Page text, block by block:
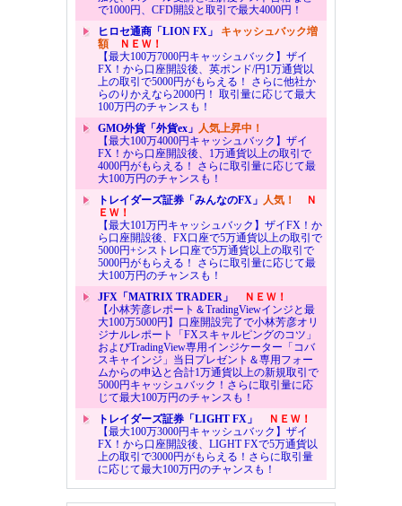
で1000円、CFD開設と取引で最大4000円！
ヒロセ通商「LION FX」 キャッシュバック増
額ＮＥＷ！
【最大100万7000円キャッシュバック】ザイ
FX！から口座開設後、英ポンド/円1万通貨以
上の取引で5000円がもらえる！ さらに他社か
らのりかえなら2000円！ 取引量に応じて最大
100万円のチャンスも！
GMO外貨「外貨ex」 人気上昇中！
【最大100万4000円キャッシュバック】ザイ
FX！から口座開設後、1万通貨以上の取引で
4000円がもらえる！ さらに取引量に応じて最
大100万円のチャンスも！
トレイダーズ証券「みんなのFX」 人気！
Ｎ
ＥＷ！
【最大101万円キャッシュバック】ザイFX！か
ら口座開設後、FX口座で5万通貨以上の取引で
5000円+シストレ口座で5万通貨以上の取引で
5000円がもらえる！ さらに取引量に応じて最
大100万円のチャンスも！
JFX「MATRIX TRADER」
ＮＥＷ！
【小林芳彦レポート＆TradingViewインジと最
大100万5000円】口座開設完了で小林芳彦オリ
ジナルレポート「FXスキャルピングのコツ」
およびTradingView専用インジケーター「コバ
スキャインジ」当日プレゼント＆専用フォー
ムからの申込と合計1万通貨以上の新規取引で
5000円キャッシュバック！さらに取引量に応
じて最大100万円のチャンスも！
トレイダーズ証券「LIGHT FX」
ＮＥＷ！
【最大100万3000円キャッシュバック】ザイ
FX！から口座開設後、LIGHT FXで5万通貨以
上の取引で3000円がもらえる！さらに取引量
に応じて最大100万円のチャンスも！